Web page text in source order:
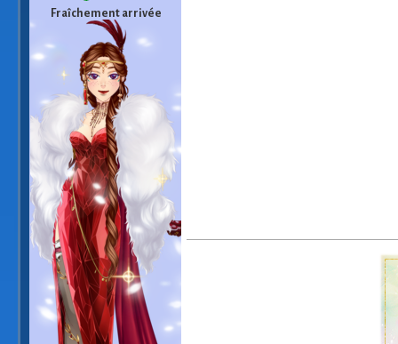
Fraîchement arrivée